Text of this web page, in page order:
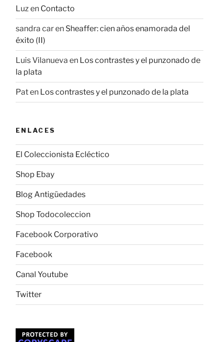
Luzen Contacto
sandra caren Sheaffer: cien años enamorada del
éxito (II)
Luis Vilanueva en Los contrastes y el punzonado de
la plata
Paten Los contrastes y el punzonado de la plata
ENLACES
El Coleccionista Ecléctico
Shop Ebay
Blog Antigüedades
Shop Todocoleccion
Facebook Corporativo
Facebook
Canal Youtube
Twitter